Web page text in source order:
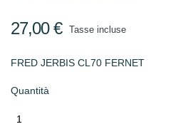
27,00 € Tasse incluse
FRED JERBIS CL70 FERNET
Quantità